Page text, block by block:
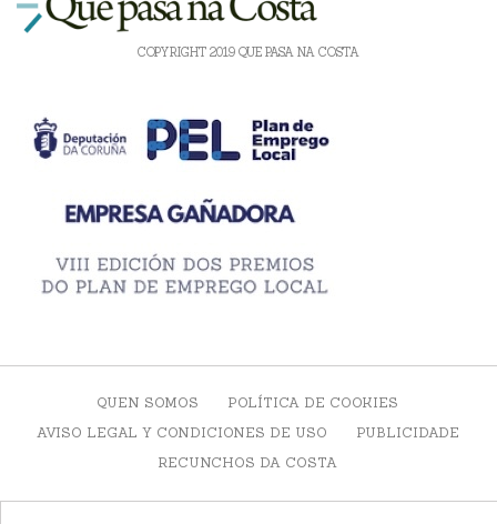
COPYRIGHT 2019 QUE PASA NA COSTA
QUEN SOMOS
POLÍTICA DE COOKIES
AVISO LEGAL Y CONDICIONES DE USO
PUBLICIDADE
RECUNCHOS DA COSTA